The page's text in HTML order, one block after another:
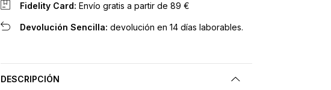
Fidelity Card: Envío gratis a partir de 89 €
Devolución Sencilla: devolución en 14 días laborables.
DESCRIPCIÓN